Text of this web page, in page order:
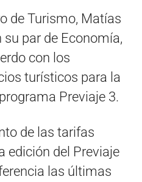
de Turismo, Matías
par de Economía,
con los
turísticos para la
Previaje 3.
de las tarifas
edición del Previaje
las últimas